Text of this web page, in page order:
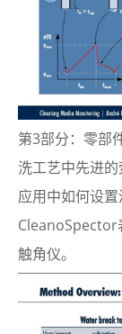
第3部分：零部
洗工艺中先进
应用中如何设
CleanoSpector
触角仪。